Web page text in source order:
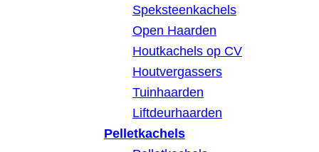
Speksteenkachels
Open Haarden
Houtkachels op CV
Houtvergassers
Tuinhaarden
Liftdeurhaarden
Pelletkachels